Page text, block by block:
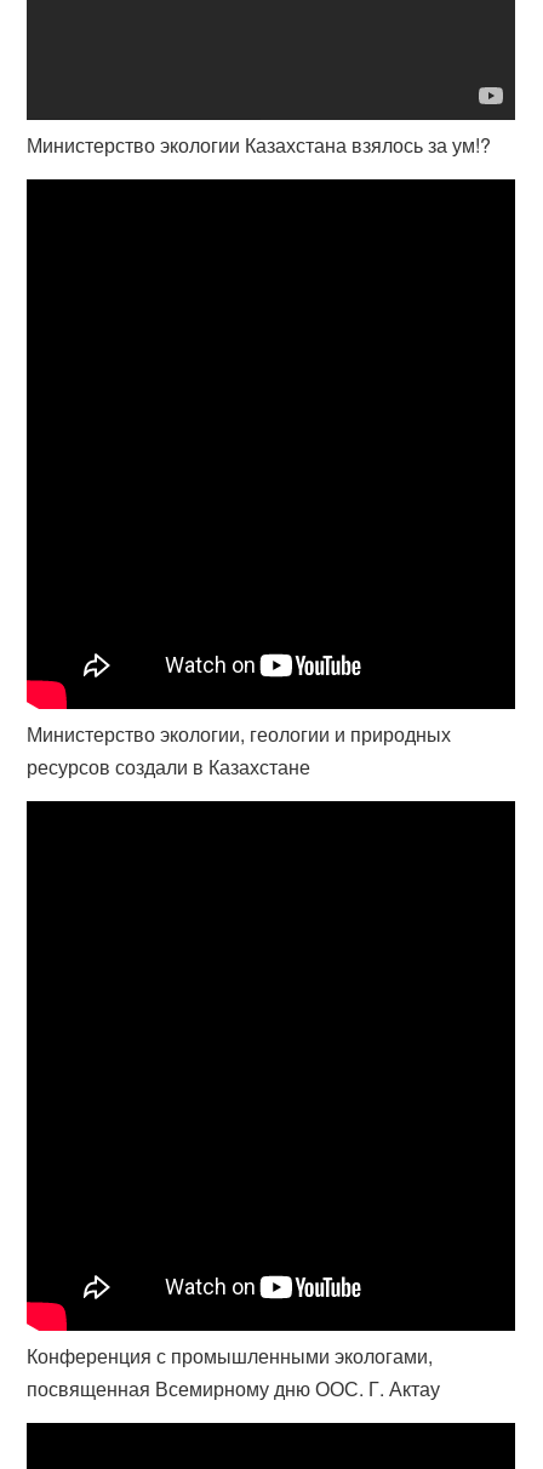
Министерство экологии Казахстана взялось за ум!?
Министерство экологии, геологии и природных
ресурсов создали в Казахстане
Конференция с промышленными экологами,
посвященная Всемирному дню ООС. Г. Актау